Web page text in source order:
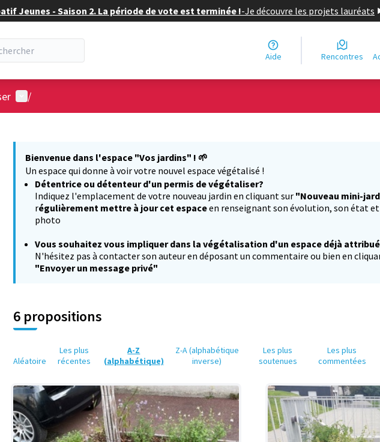
Jeunes - Saison 2. La période de vote est terminée !-Je découvre les projets lauréats
Aide Rencontres
Menu utilisateur
/
Bienvenue dans l'espace "Vos jardins" ! 🌱
Un espace qui donne à voir votre nouvel espace végétalisé !
Détentrice ou détenteur d'un permis de végétaliser?
Indiquez l'emplacement de votre nouveau jardin en cliquant sur "Nouveau mini-
régulièrement mettre à jour cet espaceen renseignant son évolution, son état
photo
Vous souhaitez vous impliquer dans la végétalisation d'un espace déjà attribué
N'hésitez pas à contacter son auteur en déposant un commentaire ou bien en
"Envoyer un message privé"
6 propositions
Aléatoire
Les plus
récentes
A-Z
(alphabétique)
Z-A (alphabétique
inverse)
Les plus
soutenues
Les plus
commentées